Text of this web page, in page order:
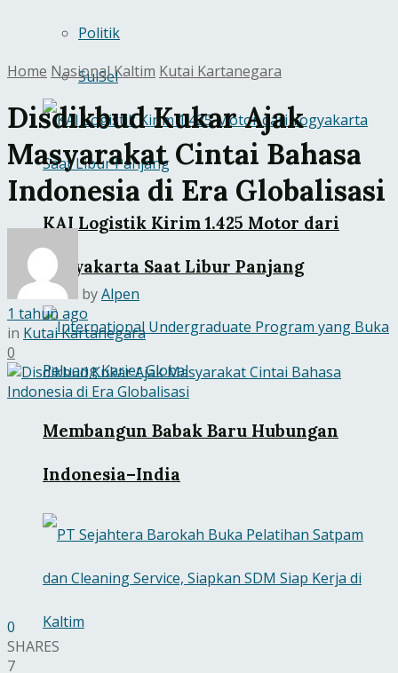
Politik
SulSel
KAI Logistik Kirim 1.425 Motor dari
Yogyakarta Saat Libur Panjang
Membangun Babak Baru Hubungan
Indonesia–India
Home Nasional Kaltim Kutai Kartanegara
Disdikbud Kukar Ajak
Masyarakat Cintai Bahasa
Indonesia di Era Globalisasi
byAlpen
1 tahun ago
in Kutai Kartanegara
0
0
SHARES
7